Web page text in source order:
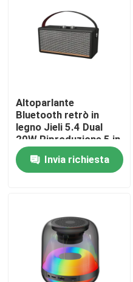
Casa.
Su di noi
Visita alla fabbrica
Altoparlante
Bluetooth retrò in
legno Jieli 5.4 Dual
20W Riproduzione 5 in
1
Invia richiesta